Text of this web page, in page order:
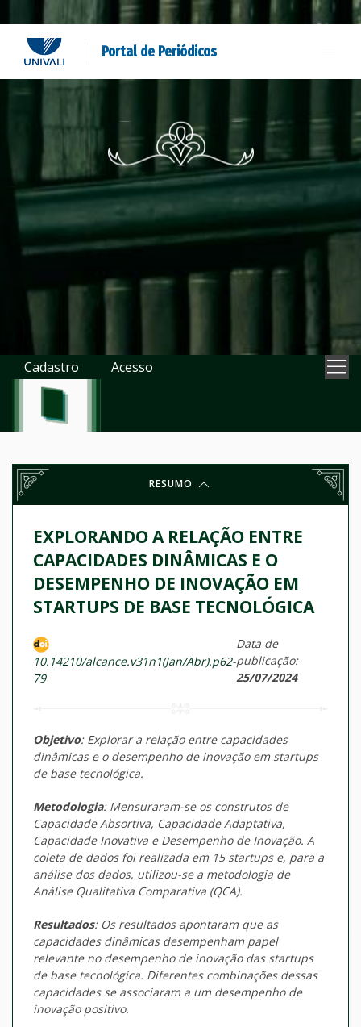
Portal de Periódicos
Cadastro Acesso
RESUMO
EXPLORANDO A RELAÇÃO ENTRE
CAPACIDADES DINÂMICAS E O
DESEMPENHO DE INOVAÇÃO EM
STARTUPS DE BASE TECNOLÓGICA
10.14210/alcance.v31n1(Jan/Abr).p62-
79
Data de
publicação:
25/07/2024
Objetivo: Explorar a relação entre capacidades
dinâmicas e o desempenho de inovação em startups
de base tecnológica.
Metodologia: Mensuraram-se os construtos de
Capacidade Absortiva, Capacidade Adaptativa,
Capacidade Inovativa e Desempenho de Inovação. A
coleta de dados foi realizada em 15 startupse, para a
análise dos dados, utilizou-se a metodologia de
Análise Qualitativa Comparativa (QCA).
Resultados: Os resultados apontaram que as
capacidades dinâmicas desempenham papel
relevante no desempenho de inovação das startups
de base tecnológica. Diferentes combinações dessas
capacidades se associaram a um desempenho de
inovação positivo.